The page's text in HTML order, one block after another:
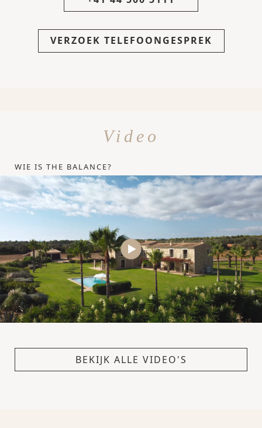
VERZOEK TELEFOONGESPREK
Video
WIE IS THE BALANCE?
BEKIJK ALLE VIDEO'S